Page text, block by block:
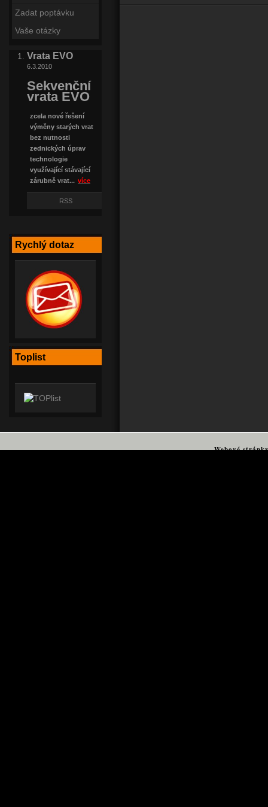
Zadat poptávku
Vaše otázky
Vrata EVO
6.3.2010
Sekvenční
vrata EVO
zcela nové řešení
výměny starých vrat
bez nutnosti
zednických úprav
technologie
využívající stávající
zárubně vrat... více
RSS
Rychlý dotaz
Toplist
Webové